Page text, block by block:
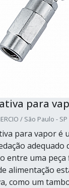
para
/ São Paulo - SP
para vapor é
adequado
entre uma peça
alimentação
como um